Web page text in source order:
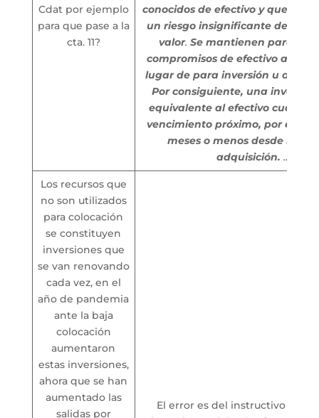
Cdat por ejemplo
para que pase a la
cta. 11?
conocidos de efectivo y que
un riesgo insignificante de
valor.Se mantienen para
compromisos de efectivo a
lugar de para inversión u otros
Por consiguiente, una
equivalente al efectivo cuando
vencimiento próximo, por
meses o menos desde la
adquisición. ….”
Los recursos que
no son utilizados
para colocación
se constituyen
inversiones que
se van renovando
cada vez, en el
año de pandemia
ante la baja
colocación
aumentaron
estas inversiones,
ahora que se han
aumentado las
salidas por
El error es del instructivo